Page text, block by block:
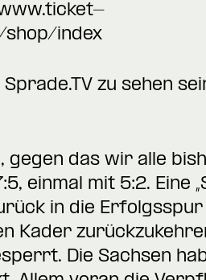
shop/index
zu sehen
gegen das wir alle
einmal mit 5:2. Eine
in die Erfolgsspur
Kader
Die Sachsen